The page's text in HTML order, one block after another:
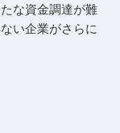
な資金調達が難
い企業がさらに